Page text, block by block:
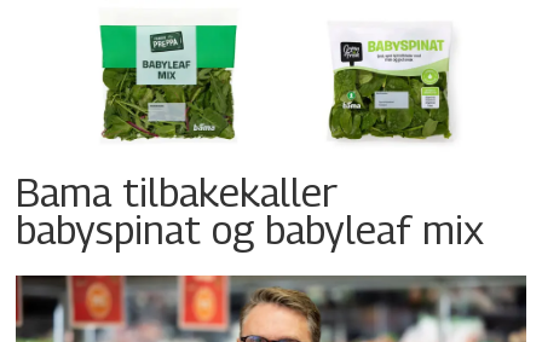
Bama tilbakekaller
babyspinat og babyleaf mix